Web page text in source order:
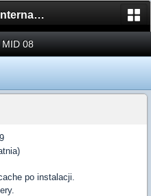
Sony.yt - International Sony Forum
08
po instalacji.